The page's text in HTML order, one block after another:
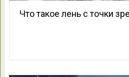
Что такое лень с точки